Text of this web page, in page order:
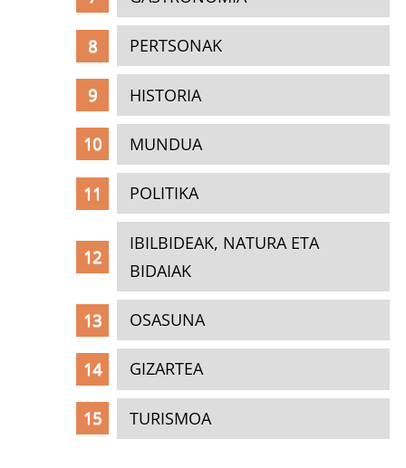
PERTSONAK
HISTORIA
MUNDUA
POLITIKA
IBILBIDEAK, NATURA ETA
BIDAIAK
OSASUNA
GIZARTEA
TURISMOA